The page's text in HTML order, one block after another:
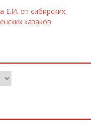
Е.И. от сибирских,
казаков